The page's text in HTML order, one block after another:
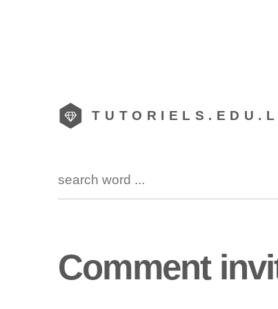
Comment